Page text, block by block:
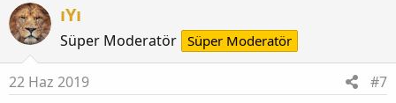
ıYı
Süper Moderatör Süper Moderatör
22 Haz 2019 #7